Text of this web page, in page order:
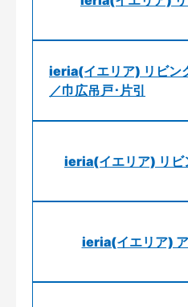
ieria(イエリア) リビン
／巾広吊戸･片引
ieria(イエリア) リビ
ieria(イエリア)